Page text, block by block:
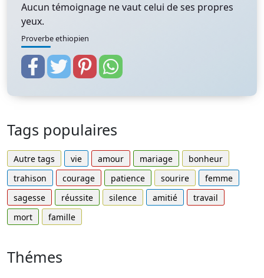
Aucun témoignage ne vaut celui de ses propres
yeux.
Proverbe ethiopien
Tags populaires
Autre tags vie amour mariage
bonheur
trahison
courage patience sourire
femme
sagesse
réussite silence amitié
travail
mort
famille
Thémes